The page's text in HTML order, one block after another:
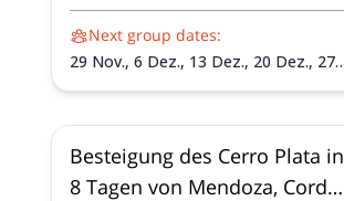
Next group dates:
29 Nov., 6 Dez., 13 Dez., 20 Dez., 27
2027,14 Feb. 2027
Besteigung des Cerro Plata in
8 Tagen von Mendoza, Cordon